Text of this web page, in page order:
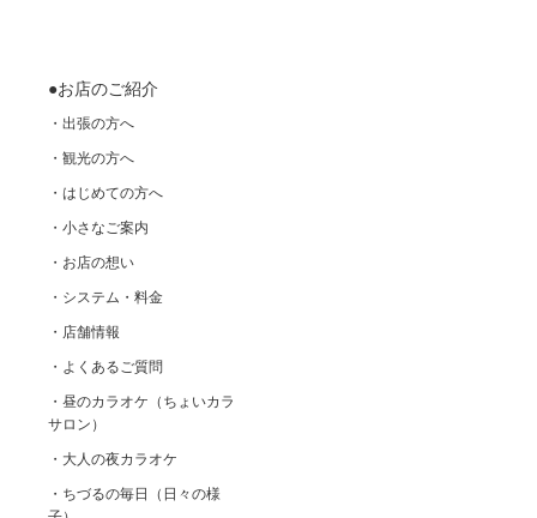
●お店のご紹介
・出張の方へ
・観光の方へ
・はじめての方へ
・小さなご案内
・お店の想い
・システム・料金
・店舗情報
・よくあるご質問
・昼のカラオケ（ちょいカラ
サロン）
・大人の夜カラオケ
・ちづるの毎日（日々の様